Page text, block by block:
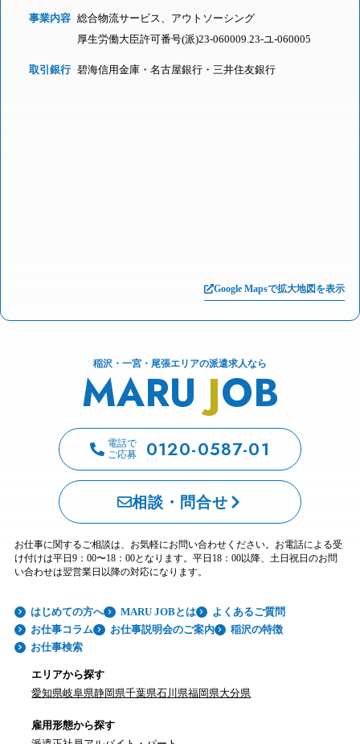
事業内容 総合物流サービス、アウトソーシング
厚生労働大臣許可番号(派)23-060009.23-ユ-060005
取引銀行 碧海信用金庫・名古屋銀行・三井住友銀行
Google Mapsで拡大地図を表示
稲沢・一宮・尾張エリアの派遣求人なら
MARU JOB
電話で
ご応募
0120-0587-01
相談・問合せ
お仕事に関するご相談は、お気軽にお問い合わせください。お電話による受
け付けは平日9：00〜18：00となります。平日18：00以降、土日祝日のお問
い合わせは翌営業日以降の対応になります。
はじめての方へ MARU JOBとは
よくあるご質問
お仕事コラム
お仕事説明会のご案内
稲沢の特徴
お仕事検索
エリアから探す
愛知県岐阜県静岡県千葉県石川県福岡県大分県
雇用形態から探す